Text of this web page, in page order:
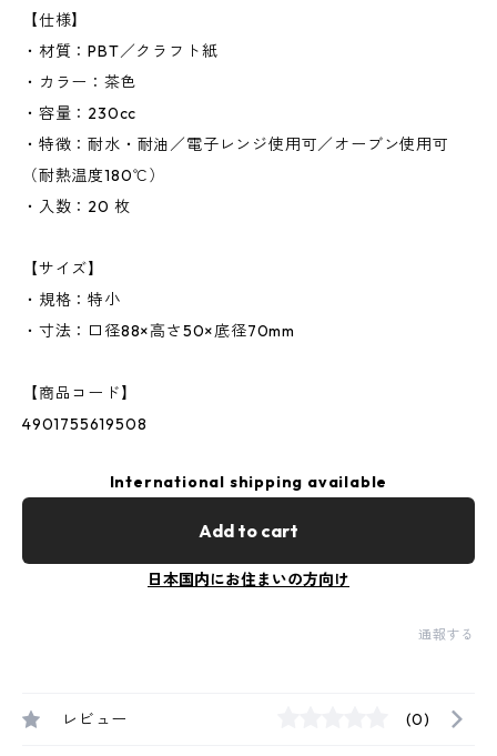
【仕様】
・材質：PBT／クラフト紙
・カラー：茶色
・容量：230cc
・特徴：耐水・耐油／電子レンジ使用可／オーブン使用可
（耐熱温度180℃）
・入数：20 枚
【サイズ】
・規格：特小
・寸法：口径88×高さ50×底径70mm
【商品コード】
4901755619508
International shipping available
Add to cart
日本国内にお住まいの方向け
通報する
レビュー (0)